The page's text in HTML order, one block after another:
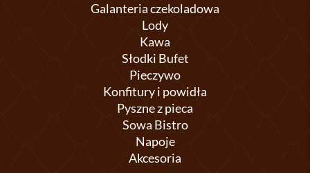
Galanteria czekoladowa
Lody
Kawa
Słodki Bufet
Pieczywo
Konfitury i powidła
Pyszne z pieca
Sowa Bistro
Napoje
Akcesoria